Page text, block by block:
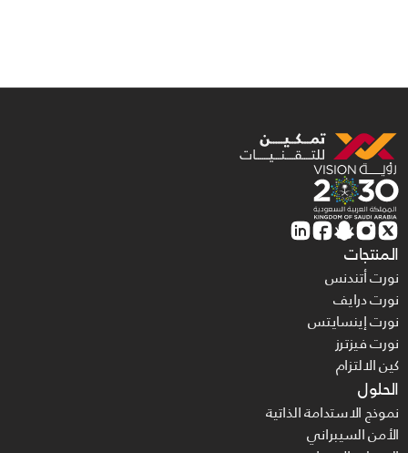
المنتجات
نورت أتندنس
نورت درايف
نورت إينسايتس
نورت فيزترز
كين الالتزام
الحلول
نموذج الاستدامة الذاتية
الأمن السيبراني